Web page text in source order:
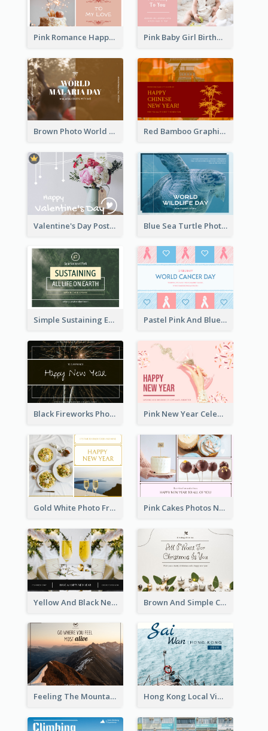
Pink Romance Happy Birthday Postcard Pink Baby Girl Birthday Postcard
Brown Photo World Malaria Day Postcard Red Bamboo Graphic Lunar New Year Postcard
Valentine's Day Postcard With Simple Decoration Blue Sea Turtle Photo World Wildlife Day Post Card
Simple Sustaining Environment Postcard Design Pastel Pink And Blue World Cancer Day Postcard
Black Fireworks Photo Happy New Year Postcard Pink New Year Celebration Postcard
Gold White Photo Frame New Year Postcard Pink Cakes Photos New Year Postcard
Yellow And Black New Year photos Postcard Brown And Simple Christmas Greetings Post Card
Feeling The Mountain Post Card Hong Kong Local View Post Card Of Sai Wan